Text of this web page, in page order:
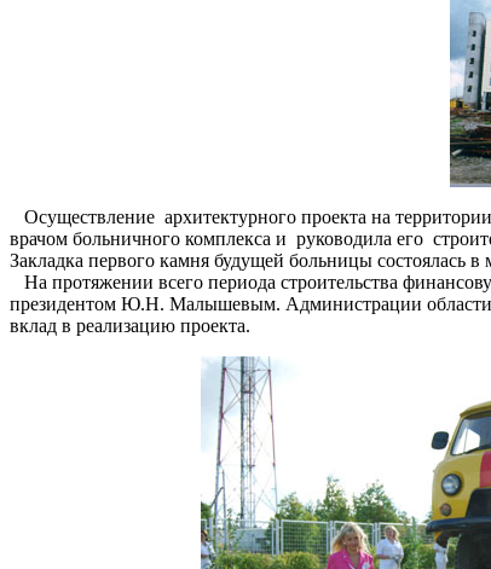
Осуществление архитектурного проекта на
врачом больничного комплекса и руководила его
Закладка первого камня будущей больницы состоялась
На протяжении всего периода строительства
президентом Ю.Н. Малышевым. Администрации области
вклад в реализацию проекта.